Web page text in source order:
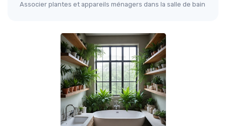
Associer plantes et appareils ménagers dans la salle de bain